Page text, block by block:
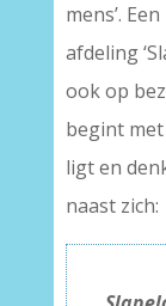
mens’.
afdeling
ook op
begint
ligt en
naast zich: